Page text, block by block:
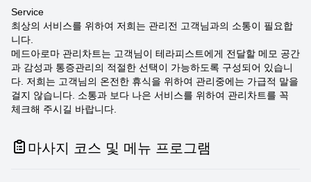
Service
최상의 서비스를 위하여 저희는 관리전 고객님과의 소통이 필요합
니다.
메드아로마 관리차트는 고객님이 테라피스트에게 전달할 메모 공간
과 감성과 통증관리의 적절한 선택이 가능하도록 구성되어 있습니
다. 저희는 고객님의 온전한 휴식을 위하여 관리중에는 가급적 말을
걸지 않습니다. 소통과 보다 나은 서비스를 위하여 관리차트를 꼭
체크해 주시길 바랍니다.
마사지 코스 및 메뉴 프로그램